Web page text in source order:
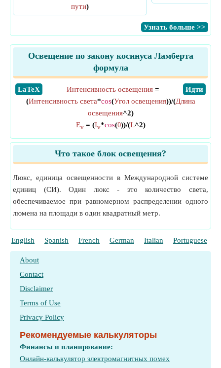
пути)
​Узнать больше >>
Освещение по закону косинуса Ламберта
формула
​LaTeX ​Идти
Интенсивность освещения=
(Интенсивность света*cos(Угол освещения))/(Длина
освещения^2)
Ev= (Iv*cos(θ))/(L^2)
Что такое блок освещения?
Люкс, единица освещенности в Международной системе
единиц (СИ). Один люкс - это количество света,
обеспечиваемое при равномерном распределении одного
люмена на площади в один квадратный метр.
English Spanish French German Italian Portuguese
About
Contact
Disclaimer
Terms of Use
Privacy Policy
Рекомендуемые калькуляторы
Финансы и планирование:
Онлайн-калькулятор электромагнитных помех